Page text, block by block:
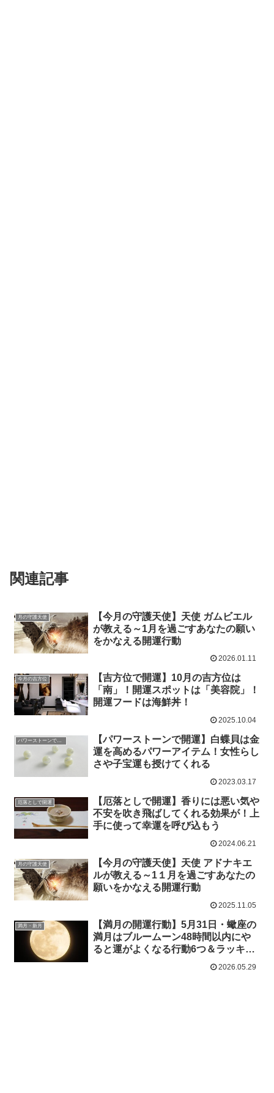
関連記事
月の守護天使
【今月の守護天使】天使 ガムビエル
が教える～1月を過ごすあなたの願い
をかなえる開運行動
2026.01.11
今月の吉方位
【吉方位で開運】10月の吉方位は
「南」！開運スポットは「美容院」！
開運フードは海鮮丼！
2025.10.04
パワーストーンで開運
【パワーストーンで開運】白蝶貝は金
運を高めるパワーアイテム！女性らし
さや子宝運も授けてくれる
2023.03.17
厄落としで開運
【厄落としで開運】香りには悪い気や
不安を吹き飛ばしてくれる効果が！上
手に使って幸運を呼び込もう
2024.06.21
月の守護天使
【今月の守護天使】天使 アドナキエ
ルが教える～1１月を過ごすあなたの
願いをかなえる開運行動
2025.11.05
満月・新月
【満月の開運行動】5月31日・蠍座の
満月はブルームーン48時間以内にや
ると運がよくなる行動6つ＆ラッキー
2026.05.29